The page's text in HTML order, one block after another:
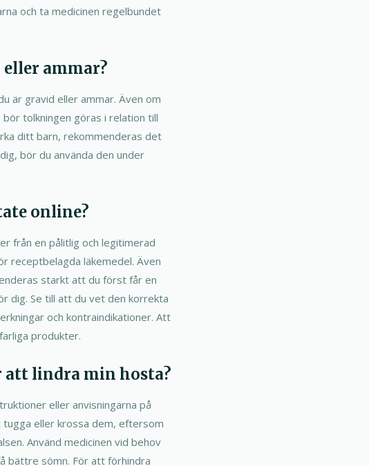
och ta medicinen regelbundet
ammar?
är gravid eller ammar. Även om
tolkningen göras i relation till
ditt barn, rekommenderas det
bör du använda den under
online?
från en pålitlig och legitimerad
receptbelagda läkemedel. Även
starkt att du först får en
dig. Se till att du vet den korrekta
och kontraindikationer. Att
produkter.
att lindra min hosta?
eller anvisningarna på
tugga eller krossa dem, eftersom
Använd medicinen vid behov
bättre sömn. För att förhindra